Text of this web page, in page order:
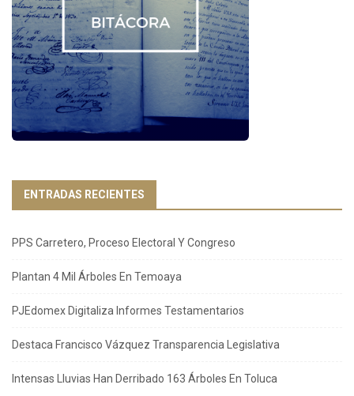
ENTRADAS RECIENTES
PPS Carretero, Proceso Electoral Y Congreso
Plantan 4 Mil Árboles En Temoaya
PJEdomex Digitaliza Informes Testamentarios
Destaca Francisco Vázquez Transparencia Legislativa
Intensas Lluvias Han Derribado 163 Árboles En Toluca